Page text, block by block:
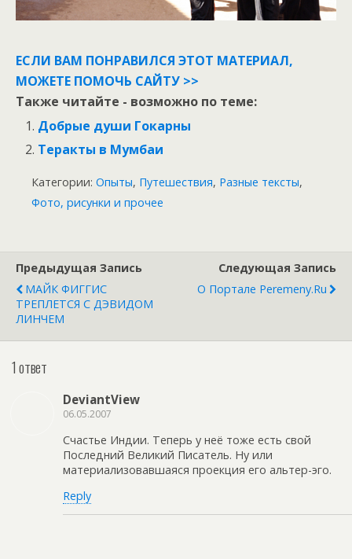
ЕСЛИ ВАМ ПОНРАВИЛСЯ ЭТОТ МАТЕРИАЛ,
МОЖЕТЕ ПОМОЧЬ САЙТУ >>
Также читайте - возможно по теме:
Добрые души Гокарны
Теракты в Мумбаи
Категории: Опыты, Путешествия, Разные тексты,
Фото, рисунки и прочее
Предыдущая Запись
МАЙК ФИГГИС
ТРЕПЛЕТСЯ С ДЭВИДОМ
ЛИНЧЕМ
Следующая Запись
О Портале Peremeny.ru
1 ответ
DeviantView
06.05.2007
Счастье Индии. Теперь у неё тоже есть свой
Последний Великий Писатель. Ну или
материализовавшаяся проекция его альтер-эго.
Reply